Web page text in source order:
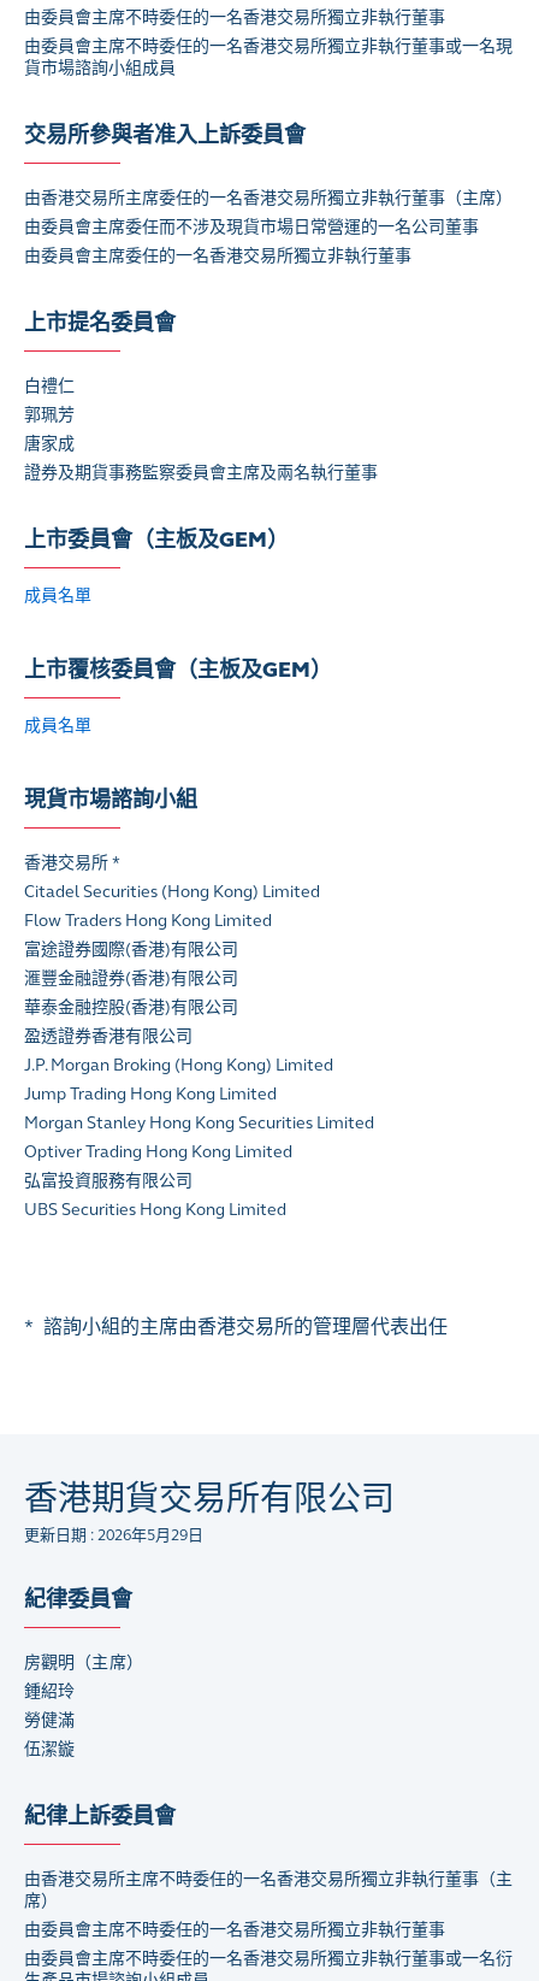
由委員會主席不時委任的一名香港交易所獨立非執行董事
由委員會主席不時委任的一名香港交易所獨立非執行董事或一名現
貨市場諮詢小組成員
交易所參與者准入上訴委員會
由香港交易所主席委任的一名香港交易所獨立非執行董事（主席）
由委員會主席委任而不涉及現貨市場日常營運的一名公司董事
由委員會主席委任的一名香港交易所獨立非執行董事
上市提名委員會
白禮仁
郭珮芳
唐家成
證券及期貨事務監察委員會主席及兩名執行董事
上市委員會（主板及GEM）
成員名單
上市覆核委員會（主板及GEM）
成員名單
現貨市場諮詢小組
香港交易所 *
Citadel Securities (Hong Kong) Limited
Flow Traders Hong Kong Limited
富途證券國際(香港)有限公司
滙豐金融證券(香港)有限公司
華泰金融控股(香港)有限公司
盈透證券香港有限公司
J.P. Morgan Broking (Hong Kong) Limited
Jump Trading Hong Kong Limited
Morgan Stanley Hong Kong Securities Limited
Optiver Trading Hong Kong Limited
弘富投資服務有限公司
UBS Securities Hong Kong Limited
* 諮詢小組的主席由香港交易所的管理層代表出任
香港期貨交易所有限公司
更新日期 : 2026年5月29日
紀律委員會
房觀明 （主席）
鍾紹玲
勞健滿
伍潔鏇
紀律上訴委員會
由香港交易所主席不時委任的一名香港交易所獨立非執行董事（主
席）
由委員會主席不時委任的一名香港交易所獨立非執行董事
由委員會主席不時委任的一名香港交易所獨立非執行董事或一名衍